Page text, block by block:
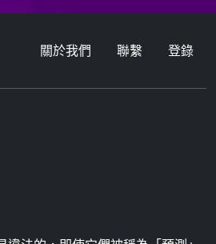
關於我們 聯繫 登錄